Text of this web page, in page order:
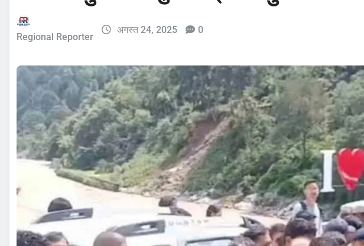
Regional Reporter
अगस्त 24, 2025 0